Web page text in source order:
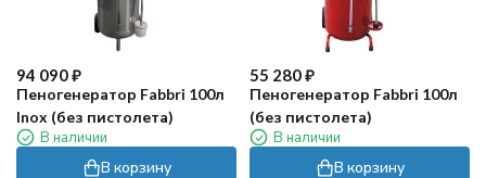
94 090₽
Пеногенератор Fabbri 100л
Inox (без пистолета)
В наличии
В корзину
55 280₽
Пеногенератор Fabbri 100л
(без пистолета)
В наличии
В корзину